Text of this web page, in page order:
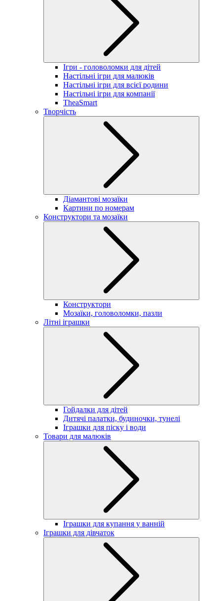
Ігри - головоломки для дітей
Настільні ігри для малюків
Настільні ігри для всієї родини
Настільні ігри для компанії
TheaSmart
Творчість
Діамантові мозаїки
Картини по номерам
Конструктори та мозаїки
Конструктори
Мозаїки, головоломки, пазли
Літні іграшки
Гойдалки для дітей
Дитячі палатки, будиночки, тунелі
Іграшки для піску і води
Товари для малюків
Іграшки для купання у ванній
Іграшки для дівчаток